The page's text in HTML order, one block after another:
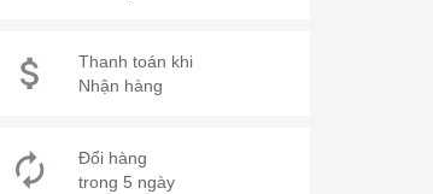
Thanh toán khi
Nhận hàng
Đổi hàng
trong 5 ngày